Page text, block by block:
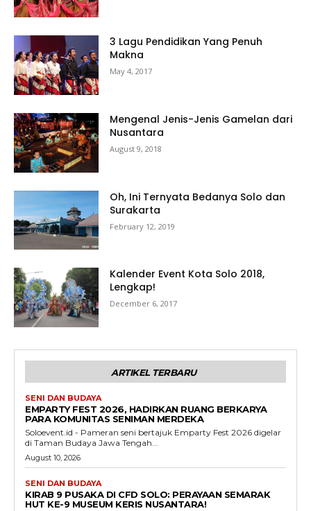
3 Lagu Pendidikan Yang Penuh
Makna
May 4, 2017
Mengenal Jenis-Jenis Gamelan dari
Nusantara
August 9, 2018
Oh, Ini Ternyata Bedanya Solo dan
Surakarta
February 12, 2019
Kalender Event Kota Solo 2018,
Lengkap!
December 6, 2017
ARTIKEL TERBARU
SENI DAN BUDAYA
EMPARTY FEST 2026, HADIRKAN RUANG BERKARYA
PARA KOMUNITAS SENIMAN MERDEKA
Soloevent.id - Pameran seni bertajuk Emparty Fest 2026 digelar
di Taman Budaya Jawa Tengah...
August 10, 2026
SENI DAN BUDAYA
KIRAB 9 PUSAKA DI CFD SOLO: PERAYAAN SEMARAK
HUT KE-9 MUSEUM KERIS NUSANTARA!